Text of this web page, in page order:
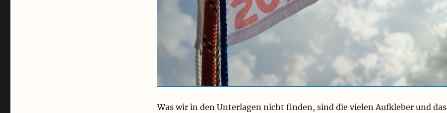
Was wir in den Unterlagen nicht finden, sind die vielen Aufkleber und das